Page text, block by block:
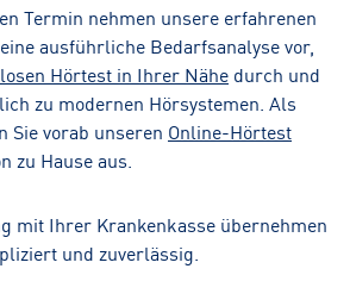
Termin nehmen unsere erfahrenen
ausführliche Bedarfsanalyse vor,
Hörtest in Ihrer Nähe durch und
zu modernen Hörsystemen. Als
Sie vorab unseren Online-Hörtest
zu Hause aus.
mit Ihrer Krankenkasse übernehmen
und zuverlässig.